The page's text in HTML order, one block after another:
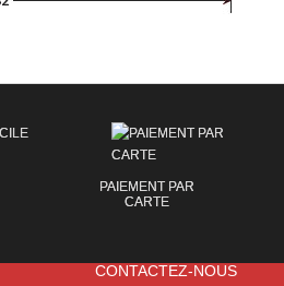
PAIEMENT PAR
CARTE
CONTACTEZ-NOUS